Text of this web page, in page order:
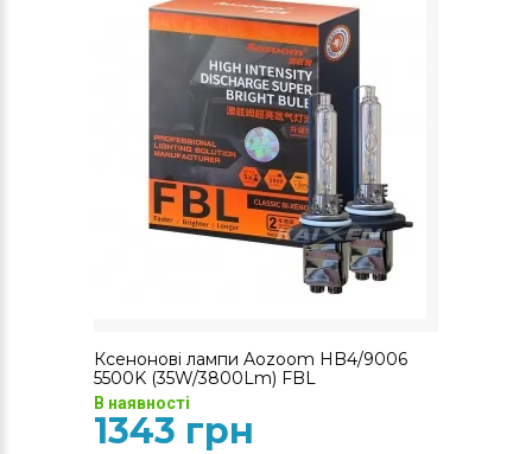
Ксенонові лампи Aozoom HB4/9006
5500K (35W/3800Lm) FBL
В наявності
1343 грн